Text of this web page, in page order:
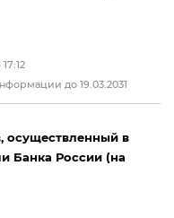
до 19.03.2031
осуществленный в
Банка России (на